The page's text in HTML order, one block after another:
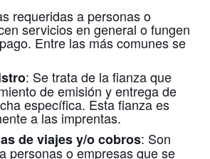
requeridas a personas o
servicios en general o fungen
Entre las más comunes se
: Se trata de la fianza que
de emisión y entrega de
específica. Esta fianza es
a las imprentas.
de viajes y/o cobros: Son
personas o empresas que se